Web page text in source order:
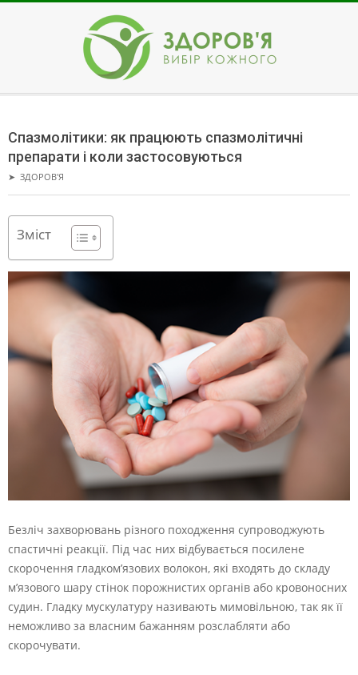
ЗДОРОВ'Я
Menu
Спазмолітики: як працюють спазмолітичні
препарати і коли застосовуються
➤ ЗДОРОВ'Я
Зміст
Безліч захворювань різного походження супроводжують
спастичні реакції. Під час них відбувається посилене
скорочення гладком’язових волокон, які входять до складу
м’язового шару стінок порожнистих органів або кровоносних
судин. Гладку мускулатуру називають мимовільною, так як її
неможливо за власним бажанням розслабляти або
скорочувати.